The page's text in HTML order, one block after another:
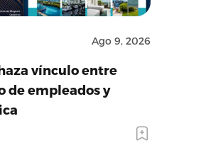
Ago 9, 2026
vínculo entre
de empleados y